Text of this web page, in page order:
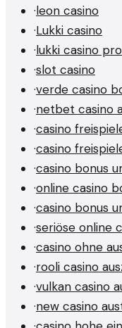
·leon casino
·Lukki casino
·lukki casino
·slot casino
·verde casino
·netbet casino
·casino
·casino
·casino bonus
·online casino
·casino bonus
·seriöse online
·casino ohne
·rooli casino
·vulkan casino
·new casino